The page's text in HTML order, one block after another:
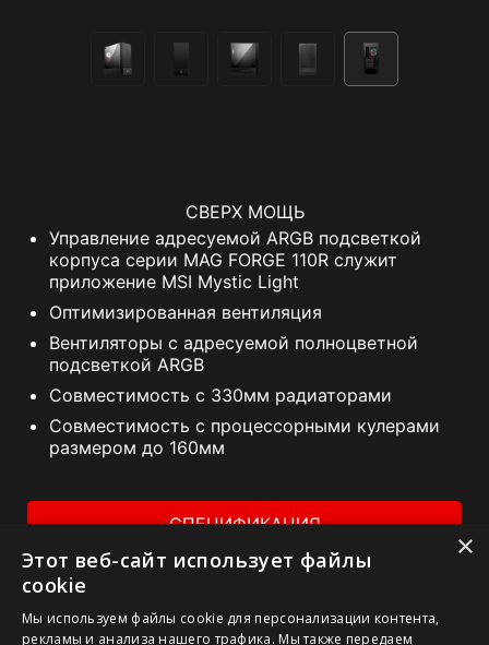
СВЕРХ МОЩЬ
Управление адресуемой ARGB подсветкой
корпуса серии MAG FORGE 110R служит
приложение MSI Mystic Light
Оптимизированная вентиляция
Вентиляторы c адресуемой полноцветной
подсветкой ARGB
Совместимость с 330мм радиаторами
Совместимость с процессорными кулерами
размером до 160мм
СПЕЦИФИКАЦИЯ
ГДЕ КУПИТЬ
×
Этот веб-сайт использует файлы
cookie
Мы используем файлы cookie для персонализации контента,
рекламы и анализа нашего трафика. Мы также передаем